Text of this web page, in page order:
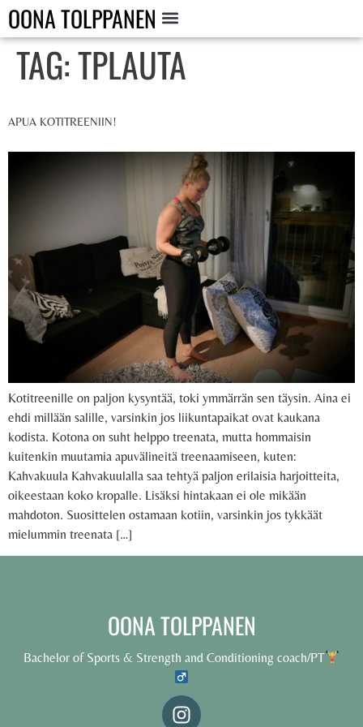
OONA TOLPPANEN
TAG:TPLAUTA
APUA KOTITREENIIN!
Kotitreenille on paljon kysyntää, toki ymmärrän sen täysin. Aina ei
ehdi millään salille, varsinkin jos liikuntapaikat ovat kaukana
kodista. Kotona on suht helppo treenata, mutta hommaisin
kuitenkin muutamia apuvälineitä treenaamiseen, kuten:
Kahvakuula Kahvakuulalla saa tehtyä paljon erilaisia harjoitteita,
oikeestaan koko kropalle. Lisäksi hintakaan ei ole mikään
mahdoton. Suosittelen ostamaan kotiin, varsinkin jos tykkäät
mielummin treenata […]
OONA TOLPPANEN
Bachelor of Sports & Strength and Conditioning coach/PT